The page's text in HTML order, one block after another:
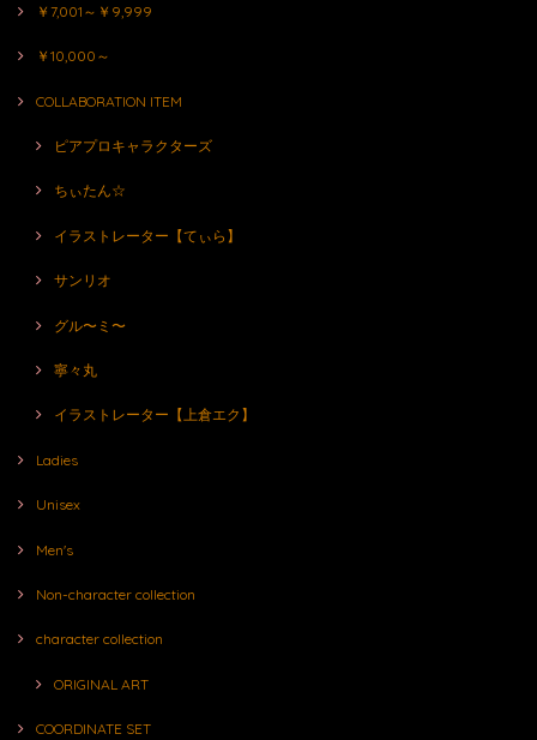
￥7,001～￥9,999
￥10,000～
COLLABORATION ITEM
ピアプロキャラクターズ
ちぃたん☆
イラストレーター【てぃら】
サンリオ
グル〜ミ〜
寧々丸
イラストレーター【上倉エク】
Ladies
Unisex
Men's
Non-character collection
character collection
ORIGINAL ART
COORDINATE SET